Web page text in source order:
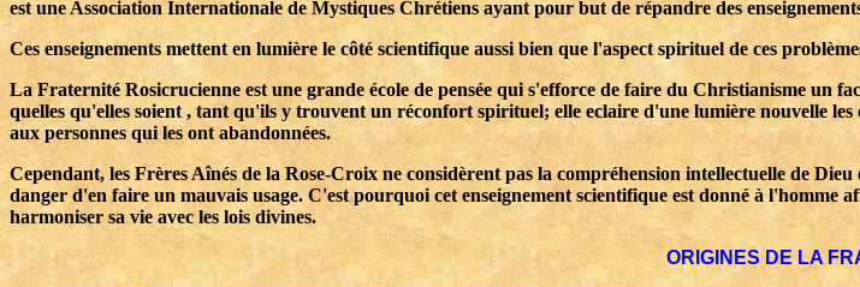
est une Association Internationale de Mystiques Chrétiens ayant pour but de répandre des
Ces enseignements mettent en lumière le côté scientifique aussi bien que l'aspect spirituel de ces
La Fraternité Rosicrucienne est une grande école de pensée qui s'efforce de faire du Christianisme un
quelles qu'elles soient , tant qu'ils y trouvent un réconfort spirituel; elle eclaire d'une lumière nouvelle
aux personnes qui les ont abandonnées.
Cependant, les Frères Aînés de la Rose-Croix ne considèrent pas la compréhension intellectuelle de
danger d'en faire un mauvais usage. C'est pourquoi cet enseignement scientifique est donné à l'homme
harmoniser sa vie avec les lois divines.
ORIGINES DE LA